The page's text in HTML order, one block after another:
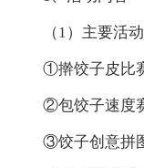
（1）主要活
①擀饺子皮比
②包饺子速度
③饺子创意拼